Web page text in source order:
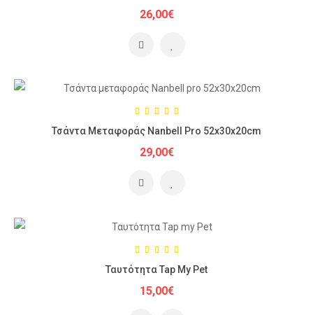
26,00€
Τσάντα Μεταφοράς Nanbell Pro 52x30x20cm
29,00€
Ταυτότητα Tap My Pet
15,00€